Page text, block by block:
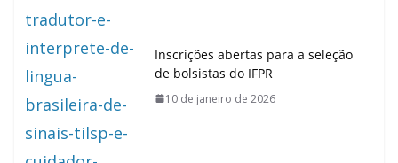
Inscrições abertas para a seleção
de bolsistas do IFPR
10 de janeiro de 2026